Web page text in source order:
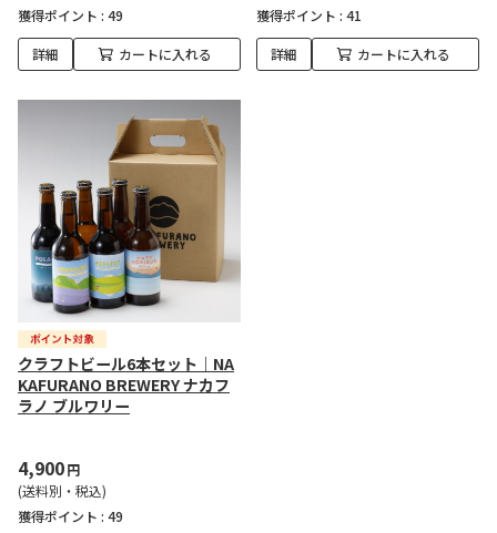
獲得ポイント : 49
詳細 カートに入れる
獲得ポイント : 41
詳細 カートに入れる
クラフトビール6本セット｜NA
KAFURANO BREWERY ナカフ
ラノ ブルワリー
4,900円
(送料別・税込)
獲得ポイント : 49